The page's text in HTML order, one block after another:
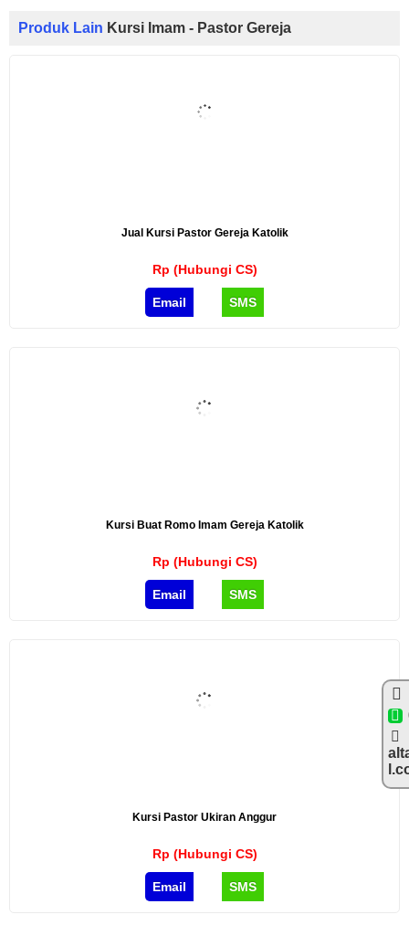
Produk Lain Kursi Imam - Pastor Gereja
Jual Kursi Pastor Gereja Katolik
Rp (Hubungi CS)
Email SMS
Kursi Buat Romo Imam Gereja Katolik
Rp (Hubungi CS)
Email SMS
Kursi Pastor Ukiran Anggur
Rp (Hubungi CS)
Email SMS